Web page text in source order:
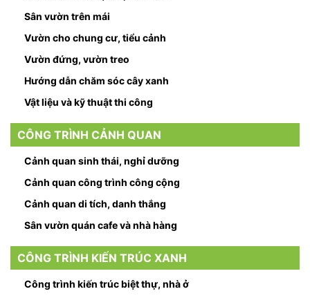
Sân vườn trên mái
Vườn cho chung cư, tiểu cảnh
Vườn đứng, vườn treo
Hướng dẫn chăm sóc cây xanh
Vật liệu và kỹ thuật thi công
CÔNG TRÌNH CẢNH QUAN
Cảnh quan sinh thái, nghỉ dưỡng
Cảnh quan công trình công cộng
Cảnh quan di tích, danh thắng
Sân vườn quán cafe và nhà hàng
CÔNG TRÌNH KIẾN TRÚC XANH
Công trình kiến trúc biệt thự, nhà ở